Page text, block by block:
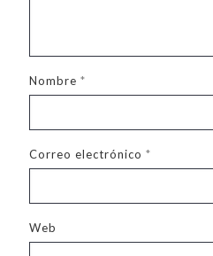
Nombre *
Correo electrónico *
Web